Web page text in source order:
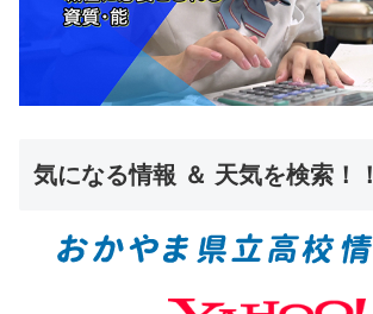
気になる情報 ＆ 天気を検索！！